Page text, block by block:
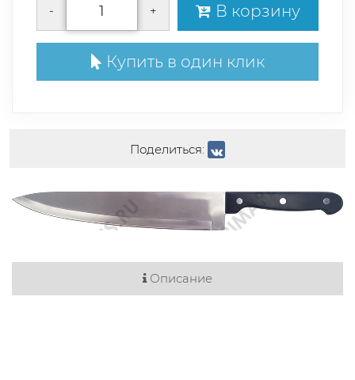
- + В корзину
Купить в один клик
Поделиться:
Описание